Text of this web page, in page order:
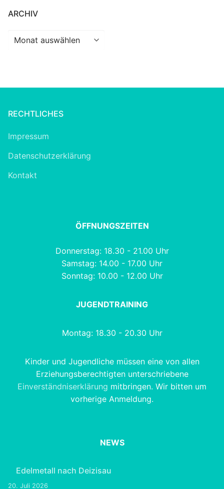
ARCHIV
Archiv
RECHTLICHES
Impressum
Datenschutzerklärung
Kontakt
ÖFFNUNGSZEITEN
Donnerstag: 18.30 - 21.00 Uhr
Samstag: 14.00 - 17.00 Uhr
Sonntag: 10.00 - 12.00 Uhr
JUGENDTRAINING
Montag: 18.30 - 20.30 Uhr
Kinder und Jugendliche müssen eine von allen
Erziehungsberechtigten unterschriebene
Einverständniserklärung mitbringen. Wir bitten um
vorherige Anmeldung.
NEWS
Edelmetall nach Deizisau
20. Juli 2026